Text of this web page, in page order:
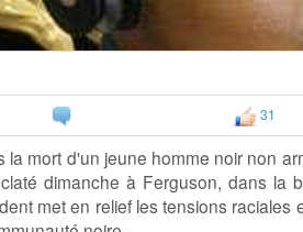
31
la mort d'un jeune homme noir non
dimanche à Ferguson, dans la
met en relief les tensions